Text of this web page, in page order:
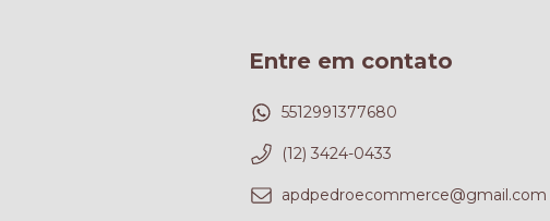
Entre em contato
5512991377680
(12) 3424-0433
apdpedroecommerce@gmail.com